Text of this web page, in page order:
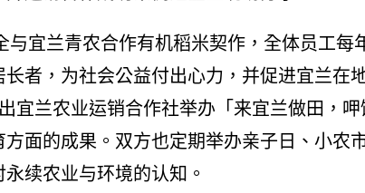
与宜兰青农合作有机稻米契作，全体员工每
者，为社会公益付出心力，并促进宜兰在
宜兰农业运销合作社举办「来宜兰做田，
面的成果。双方也定期举办亲子日、小农
续农业与环境的认知。